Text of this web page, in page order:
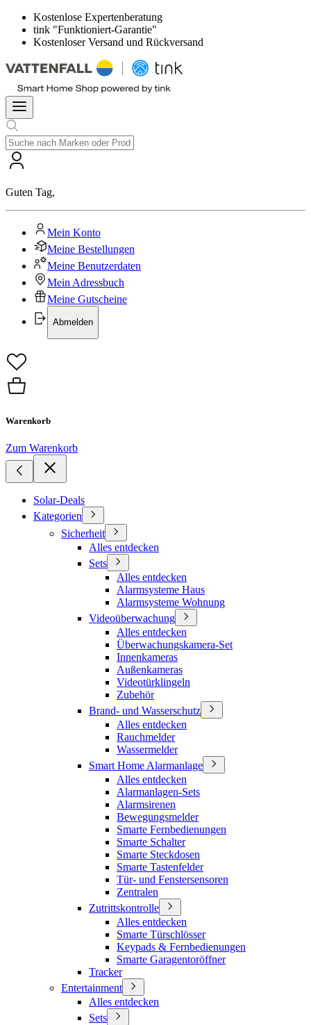
Kostenlose Expertenberatung
tink "Funktioniert-Garantie"
Kostenloser Versand und Rückversand
Guten Tag,
Mein Konto
Meine Bestellungen
Meine Benutzerdaten
Mein Adressbuch
Meine Gutscheine
Abmelden
Warenkorb
Zum Warenkorb
Solar-Deals
Kategorien
Sicherheit
Alles entdecken
Sets
Alles entdecken
Alarmsysteme Haus
Alarmsysteme Wohnung
Videoüberwachung
Alles entdecken
Überwachungskamera-Set
Innenkameras
Außenkameras
Videotürklingeln
Zubehör
Brand- und Wasserschutz
Alles entdecken
Rauchmelder
Wassermelder
Smart Home Alarmanlage
Alles entdecken
Alarmanlagen-Sets
Alarmsirenen
Bewegungsmelder
Smarte Fernbedienungen
Smarte Schalter
Smarte Steckdosen
Smarte Tastenfelder
Tür- und Fenstersensoren
Zentralen
Zutrittskontrolle
Alles entdecken
Smarte Türschlösser
Keypads & Fernbedienungen
Smarte Garagentoröffner
Tracker
Entertainment
Alles entdecken
Sets